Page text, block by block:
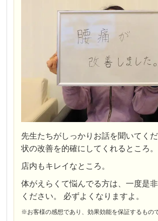
先生たちがしっかりお話を聞いてく
状の改善を的確にしてくれるところ。
店内もキレイなところ。
体がえらくて悩んでる方は、一度是
ください。 必ずよくなりますよ。
※お客様の感想であり、効果効能を保証するもの